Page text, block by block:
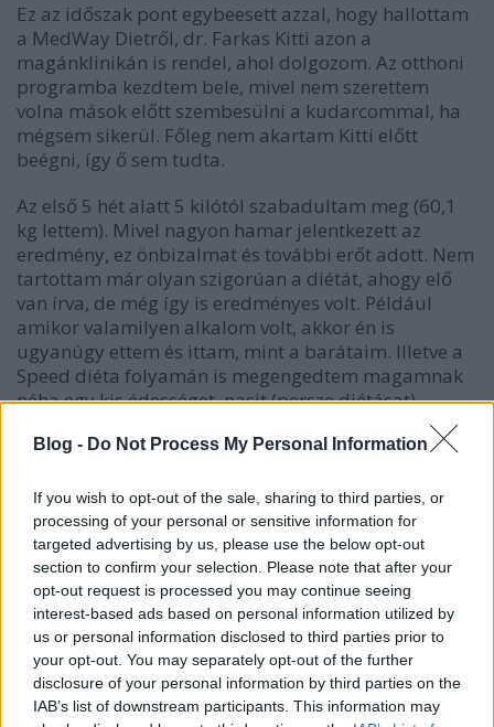
Blog - Do Not Process My Personal Information
If you wish to opt-out of the sale, sharing to third parties, or
processing of your personal or sensitive information for
targeted advertising by us, please use the below opt-out
section to confirm your selection. Please note that after your
opt-out request is processed you may continue seeing
interest-based ads based on personal information utilized by
us or personal information disclosed to third parties prior to
your opt-out. You may separately opt-out of the further
disclosure of your personal information by third parties on the
IAB’s list of downstream participants. This information may
Ez az időszak pont egybeesett azzal, hogy hallottam
a MedWay Dietről, dr. Farkas Kitti azon a
magánklinikán is rendel, ahol dolgozom. Az otthoni
programba kezdtem bele, mivel nem szerettem
volna mások előtt szembesülni a kudarcommal, ha
mégsem sikerül. Főleg nem akartam Kitti előtt
beégni, így ő sem tudta.
Az első 5 hét alatt 5 kilótól szabadultam meg (60,1
kg lettem). Mivel nagyon hamar jelentkezett az
eredmény, ez önbizalmat és további erőt adott. Nem
tartottam már olyan szigorúan a diétát, ahogy elő
van írva, de még így is eredményes volt. Például
amikor valamilyen alkalom volt, akkor én is
ugyanúgy ettem és ittam, mint a barátaim. Illetve a
Speed diéta folyamán is megengedtem magamnak
néha egy kis édességet, nasit (persze diétásat).
Ilyenkor kicsit többet sportoltam, és reméltem ez is
belefér.
Sajnos egy sérülés miatt a sportot másfél hónapig
szüneteltetnem kellett, de a diétát folytattam. Már
nem a Speed programot, hanem az Easyt. Újabb
eltelt 4 hét után most 59,1 kg-nál járok és a múlt
héten már kicsit behúzva a hasam, de fel tudtam
venni az összes motoros ruhám. Nagyon boldog
voltam. A fogyás üteme lassult, de haladok és a
lelkesedésem ez nem töri meg. A héten újra
elkezdhettem sportolni ez is biztosan segíti majd a
kitűzött cél 55 kg elérését és megtartását.